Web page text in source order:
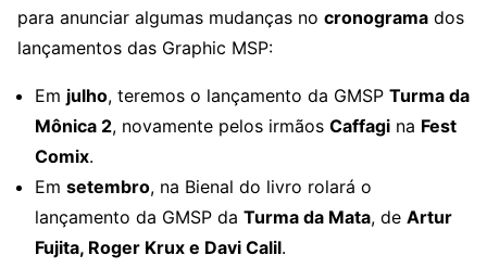
para anunciar algumas mudanças no cronograma dos
lançamentos das Graphic MSP:
Em julho, teremos o lançamento da GMSP Turma da
Mônica 2, novamente pelos irmãos Caffagi na Fest
Comix.
Em setembro, na Bienal do livro rolará o
lançamento da GMSP da Turma da Mata, de Artur
Fujita, Roger Krux e Davi Calil.